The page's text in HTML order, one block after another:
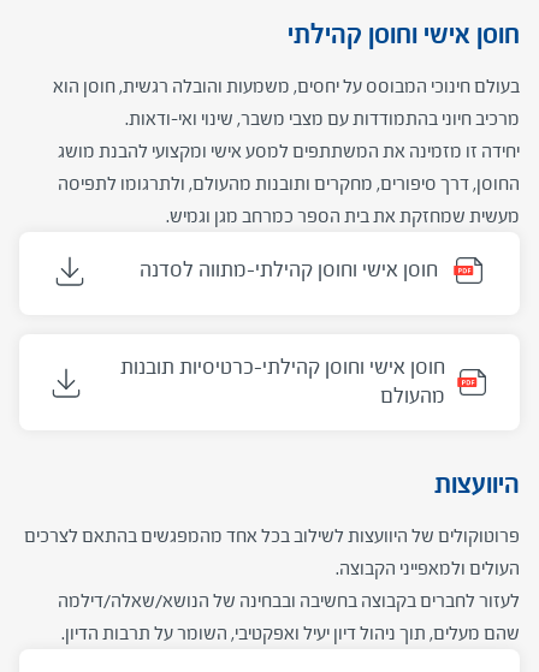
חוסן אישי וחוסן קהילתי
בעולם חינוכי המבוסס על יחסים, משמעות והובלה רגשית, חוסן הוא
מרכיב חיוני בהתמודדות עם מצבי משבר, שינוי ואי-ודאות.
יחידה זו מזמינה את המשתתפים למסע אישי ומקצועי להבנת מושג
החוסן, דרך סיפורים, מחקרים ותובנות מהעולם, ולתרגומו לתפיסה
מעשית שמחזקת את בית הספר כמרחב מגן וגמיש.
חוסן אישי וחוסן קהילתי-מתווה לסדנה
חוסן אישי וחוסן קהילתי-כרטיסיות תובנות
מהעולם
היוועצות
פרוטוקולים של היוועצות לשילוב בכל אחד מהמפגשים בהתאם לצרכים
העולים ולמאפייני הקבוצה.
לעזור לחברים בקבוצה בחשיבה ובבחינה של הנושא/שאלה/דילמה
שהם מעלים, תוך ניהול דיון יעיל ואפקטיבי, השומר על תרבות הדיון.